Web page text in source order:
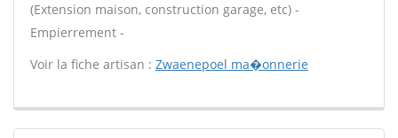
(Extension maison, construction garage, etc) -
Empierrement -
Voir la fiche artisan : Zwaenepoel ma�onnerie